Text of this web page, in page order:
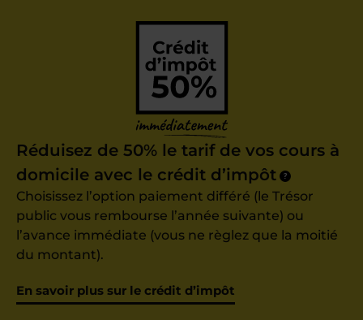
Réduisez de 50% le tarif de vos cours à
domicile avec le crédit d’impôt
?
Choisissez l’option paiement différé (le Trésor
public vous rembourse l’année suivante) ou
l’avance immédiate (vous ne règlez que la moitié
du montant).
En savoir plus sur le crédit d’impôt